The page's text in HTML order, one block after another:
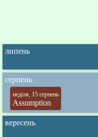
липень
серпень
неділя, 15 серпень
Assumption
вересень